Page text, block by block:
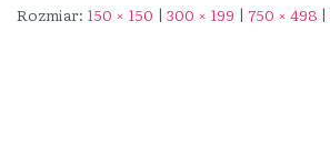
Rozmiar: 150 × 150 | 300 × 199 | 750 × 498 |